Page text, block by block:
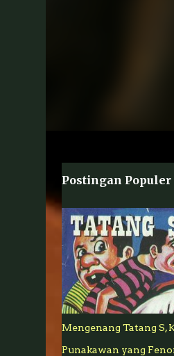
Postingan Populer
Mengenang Tatang S,
Punakawan yang